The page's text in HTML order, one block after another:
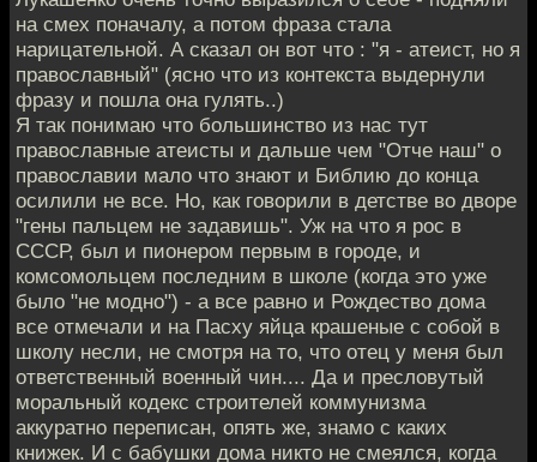
на смех поначалу, а потом фраза стала
нарицательной. А сказал он вот что : "я - атеист, но я
православный" (ясно что из контекста выдернули
фразу и пошла она гулять..)
Я так понимаю что большинство из нас тут
православные атеисты и дальше чем "Отче наш" о
православии мало что знают и Библию до конца
осилили не все. Но, как говорили в детстве во дворе
"гены пальцем не задавишь". Уж на что я рос в
СССР, был и пионером первым в городе, и
комсомольцем последним в школе (когда это уже
было "не модно") - а все равно и Рождество дома
все отмечали и на Пасху яйца крашеные с собой в
школу несли, не смотря на то, что отец у меня был
ответственный военный чин.... Да и пресловутый
моральный кодекс строителей коммунизма
аккуратно переписан, опять же, знамо с каких
книжек. И с бабушки дома никто не смеялся, когда